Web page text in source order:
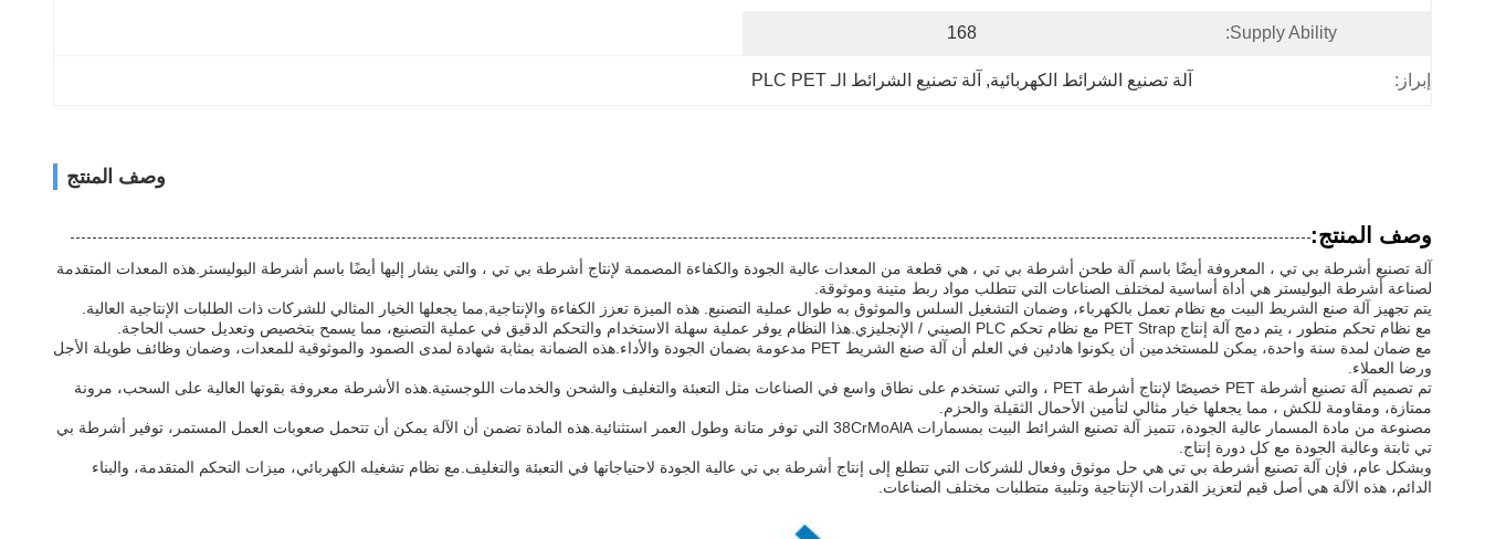
Supply Ability:
168
إبراز: آلة تصنيع الشرائط الكهربائية, آلة تصنيع الشرائط الـ PLC PET
وصف المنتج
وصف المنتج:
آلة تصنيع أشرطة بي تي ، المعروفة أيضًا باسم آلة طحن أشرطة بي تي ، هي قطعة من المعدات عالية الجودة والكفاءة المصممة لإنتاج أشرطة بي تي ، والتي يشار إليها أيضًا باسم أشرطة البوليستر.هذه المعدات المتقدمة
لصناعة أشرطة البوليستر هي أداة أساسية لمختلف الصناعات التي تتطلب مواد ربط متينة وموثوقة.
يتم تجهيز آلة صنع الشريط البيت مع نظام تعمل بالكهرباء، وضمان التشغيل السلس والموثوق به طوال عملية التصنيع. هذه الميزة تعزز الكفاءة والإنتاجية,مما يجعلها الخيار المثالي للشركات ذات الطلبات الإنتاجية العالية.
مع نظام تحكم متطور ، يتم دمج آلة إنتاج PET Strap مع نظام تحكم PLC الصيني / الإنجليزي.هذا النظام يوفر عملية سهلة الاستخدام والتحكم الدقيق في عملية التصنيع، مما يسمح بتخصيص وتعديل حسب الحاجة.
مع ضمان لمدة سنة واحدة، يمكن للمستخدمين أن يكونوا هادئين في العلم أن آلة صنع الشريط PET مدعومة بضمان الجودة والأداء.هذه الضمانة بمثابة شهادة لمدى الصمود والموثوقية للمعدات، وضمان وظائف طويلة الأجل
ورضا العملاء.
تم تصميم آلة تصنيع أشرطة PET خصيصًا لإنتاج أشرطة PET ، والتي تستخدم على نطاق واسع في الصناعات مثل التعبئة والتغليف والشحن والخدمات اللوجستية.هذه الأشرطة معروفة بقوتها العالية على السحب، مرونة
ممتازة، ومقاومة للكش ، مما يجعلها خيار مثالي لتأمين الأحمال الثقيلة والحزم.
مصنوعة من مادة المسمار عالية الجودة، تتميز آلة تصنيع الشرائط البيت بمسمارات 38CrMoAlA التي توفر متانة وطول العمر استثنائية.هذه المادة تضمن أن الآلة يمكن أن تتحمل صعوبات العمل المستمر، توفير أشرطة بي
تي ثابتة وعالية الجودة مع كل دورة إنتاج.
وبشكل عام، فإن آلة تصنيع أشرطة بي تي هي حل موثوق وفعال للشركات التي تتطلع إلى إنتاج أشرطة بي تي عالية الجودة لاحتياجاتها في التعبئة والتغليف.مع نظام تشغيله الكهربائي، ميزات التحكم المتقدمة، والبناء
الدائم، هذه الآلة هي أصل قيم لتعزيز القدرات الإنتاجية وتلبية متطلبات مختلف الصناعات.